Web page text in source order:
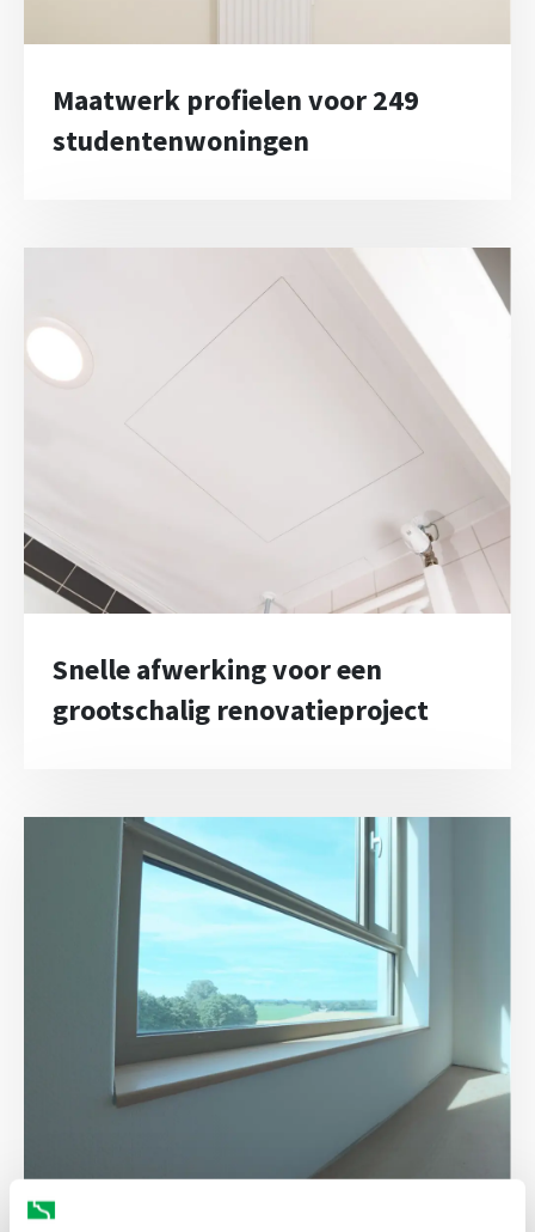
Maatwerk profielen voor 249
studentenwoningen
Snelle afwerking voor een
grootschalig renovatieproject